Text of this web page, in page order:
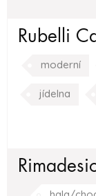
Rubelli
moderní
jídelna